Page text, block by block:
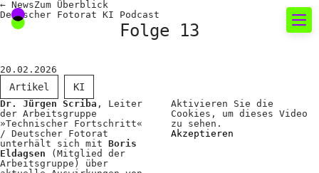
Neues rund um die
Fotografie
Das aktuelle Foto
News
← NewsZum Überblick
Deutscher Fotorat KI Podcast
Folge 13
20.02.2026
Artikel KI
Dr. Jürgen Scriba , Leiter
der Arbeitsgruppe
»Technischer Fortschritt«
/ Deutscher Fotorat
unterhält sich mit Boris
Eldagsen (Mitglied der
Arbeitsgruppe) über
Aktivieren Sie die
Cookies, um dieses Video
zu sehen.
Akzeptieren